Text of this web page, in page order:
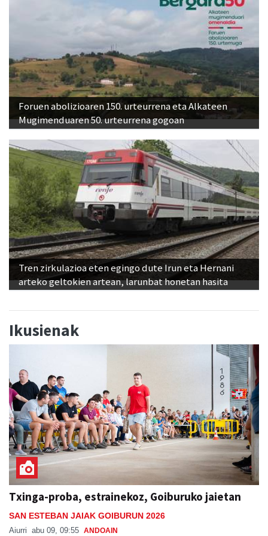
Foruen abolizioaren 150. urteurrena eta Alkateen
Mugimenduaren 50. urteurrena gogoan
Tren zirkulazioa eten egingo dute Irun eta Hernani
arteko geltokien artean, larunbat honetan hasita
Ikusienak
Txinga-proba, estrainekoz, Goiburuko jaietan
SAN ESTEBAN JAIAK GOIBURUN 2026
Aiurri abu 09, 09:55 ANDOAIN